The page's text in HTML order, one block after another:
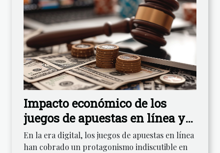
Impacto económico de los
juegos de apuestas en línea y
su regulación en España
En la era digital, los juegos de apuestas en línea
han cobrado un protagonismo indiscutible en